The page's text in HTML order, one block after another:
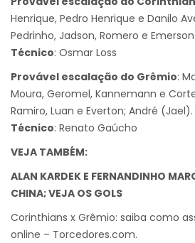
Henrique, Pedro Henrique e Danilo
Pedrinho, Jadson, Romero e Emerson
Técnico: Osmar Loss
Provável escalação do Grêmio:
Moura, Geromel, Kannemann e
Ramiro, Luan e Everton; André (Jael).
Técnico: Renato Gaúcho
VEJA TAMBÉM:
ALAN KARDEK E FERNANDINHO
CHINA; VEJA OS GOLS
Corinthians x Grêmio: saiba como
online – Torcedores.com.